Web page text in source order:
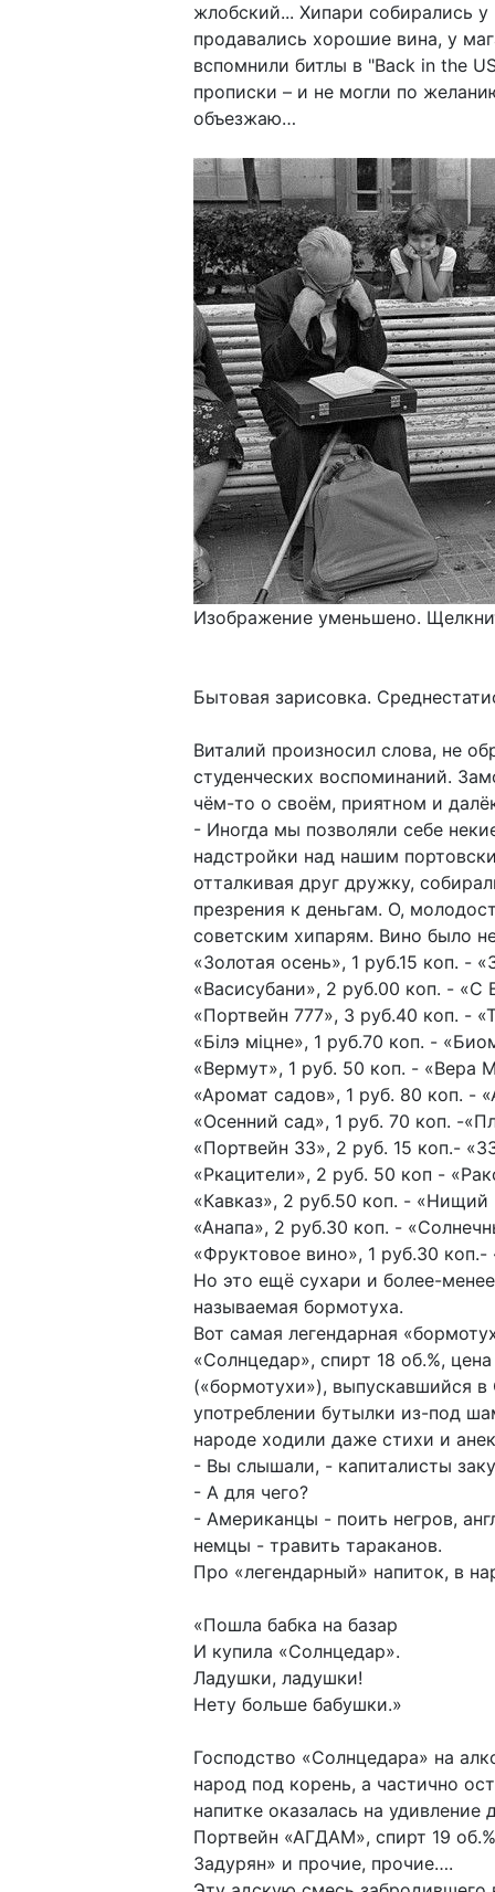
жлобский... Хипари собирались
продавались хорошие вина, у
вспомнили битлы в "Back in the
прописки – и не могли по
объезжаю…
Изображение уменьшено.
Бытовая зарисовка.
Виталий произносил слова, не
студенческих воспоминаний.
чём-то о своём, приятном и
- Иногда мы позволяли себе
надстройки над нашим
отталкивая друг дружку,
презрения к деньгам. О,
советским хипарям. Вино было
«Золотая осень», 1 руб.15 коп. -
«Васисубани», 2 руб.00 коп. - «С
«Портвейн 777», 3 руб.40 коп. -
«Білэ міцне», 1 руб.70 коп. -
«Вермут», 1 руб. 50 коп. - «Вера
«Аромат садов», 1 руб. 80 коп. -
«Осенний сад», 1 руб. 70 коп. -
«Портвейн 33», 2 руб. 15 коп.-
«Ркацители», 2 руб. 50 коп -
«Кавказ», 2 руб.50 коп. - «Нищий
«Анапа», 2 руб.30 коп. -
«Фруктовое вино», 1 руб.30
Но это ещё сухари и более-
называемая бормотуха.
Вот самая легендарная
«Солнцедар», спирт 18 об.%,
(«бормотухи»), выпускавшийся
употреблении бутылки из-под
народе ходили даже стихи и
- Вы слышали, - капиталисты
- А для чего?
- Американцы - поить негров,
немцы - травить тараканов.
Про «легендарный» напиток, в
«Пошла бабка на базар
И купила «Солнцедар».
Ладушки, ладушки!
Нету больше бабушки.»
Господство «Солнцедара» на
народ под корень, а частично
напитке оказалась на удивление
Портвейн «АГДАМ», спирт 19
Задурян» и прочие, прочие….